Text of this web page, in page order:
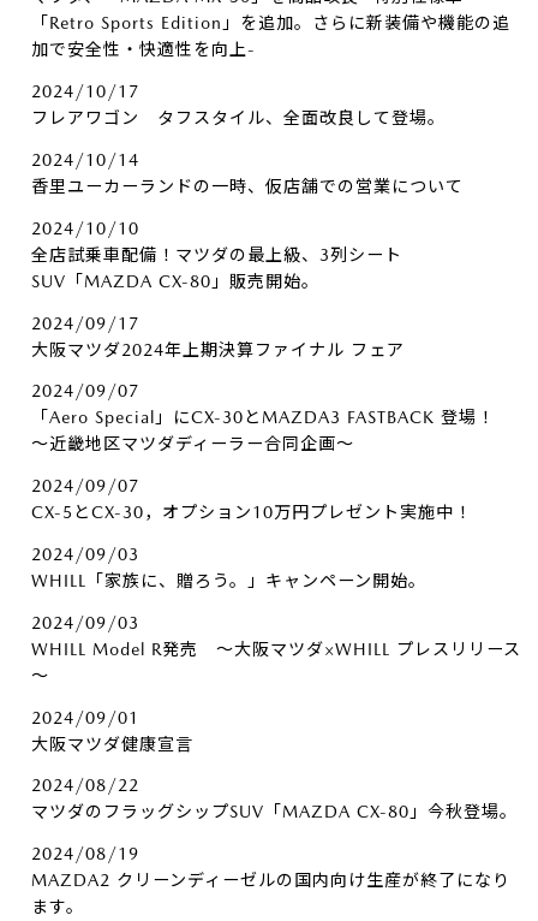
「Retro Sports Edition」を追加。さらに新装備や機能の追
加で安全性・快適性を向上-
2024/10/17
フレアワゴン タフスタイル、全面改良して登場。
2024/10/14
香里ユーカーランドの一時、仮店舗での営業について
2024/10/10
全店試乗車配備！マツダの最上級、3列シート
SUV「MAZDA CX-80」販売開始。
2024/09/17
大阪マツダ2024年上期決算ファイナル フェア
2024/09/07
「Aero Special」にCX-30とMAZDA3 FASTBACK 登場！
～近畿地区マツダディーラー合同企画～
2024/09/07
CX-5とCX-30，オプション10万円プレゼント実施中！
2024/09/03
WHILL「家族に、贈ろう。」キャンペーン開始。
2024/09/03
WHILL Model R発売 ～大阪マツダ×WHILL プレスリリース
～
2024/09/01
大阪マツダ健康宣言
2024/08/22
マツダのフラッグシップSUV「MAZDA CX-80」今秋登場。
2024/08/19
MAZDA2 クリーンディーゼルの国内向け生産が終了になり
ます。